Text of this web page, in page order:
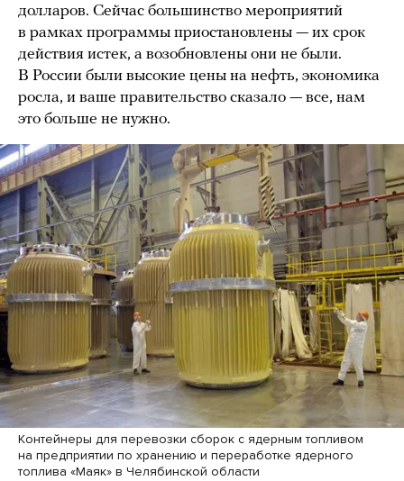
долларов. Сейчас большинство мероприятий
в рамках программы приостановлены — их срок
действия истек, а возобновлены они не были.
В России были высокие цены на нефть, экономика
росла, и ваше правительство сказало — все, нам
это больше не нужно.
Контейнеры для перевозки сборок с ядерным топливом
на предприятии по хранению и переработке ядерного
топлива «Маяк» в Челябинской области